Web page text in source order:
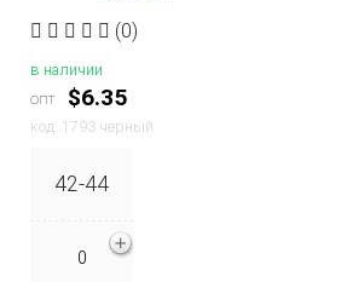
(0)
в наличии
опт
$6.35
код: 1793 черный
42-44